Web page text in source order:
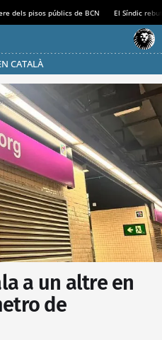
dels pisos públics de BCN El Síndic
CATALÀ
estalvi
a un altre en
de